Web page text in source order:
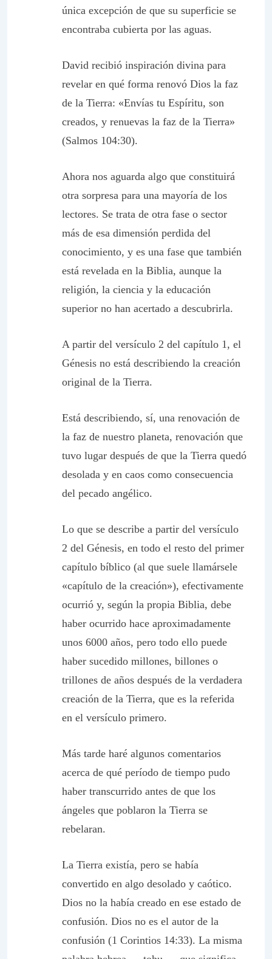
única excepción de que su superficie se
encontraba cubierta por las aguas.
David recibió inspiración divina para
revelar en qué forma renovó Dios la faz
de la Tierra: «Envías tu Espíritu, son
creados, y renuevas la faz de la Tierra»
(Salmos 104:30).
Ahora nos aguarda algo que constituirá
otra sorpresa para una mayoría de los
lectores. Se trata de otra fase o sector
más de esa dimensión perdida del
conocimiento, y es una fase que también
está revelada en la Biblia, aunque la
religión, la ciencia y la educación
superior no han acertado a descubrirla.
A partir del versículo 2 del capítulo 1, el
Génesis no está describiendo la creación
original de la Tierra.
Está describiendo, sí, una renovación de
la faz de nuestro planeta, renovación que
tuvo lugar después de que la Tierra quedó
desolada y en caos como consecuencia
del pecado angélico.
Lo que se describe a partir del versículo
2 del Génesis, en todo el resto del primer
capítulo bíblico (al que suele llamársele
«capítulo de la creación»), efectivamente
ocurrió y, según la propia Biblia, debe
haber ocurrido hace aproximadamente
unos 6000 años, pero todo ello puede
haber sucedido millones, billones o
trillones de años después de la verdadera
creación de la Tierra, que es la referida
en el versículo primero.
Más tarde haré algunos comentarios
acerca de qué período de tiempo pudo
haber transcurrido antes de que los
ángeles que poblaron la Tierra se
rebelaran.
La Tierra existía, pero se había
convertido en algo desolado y caótico.
Dios no la había creado en ese estado de
confusión. Dios no es el autor de la
confusión (1 Corintios 14:33). La misma